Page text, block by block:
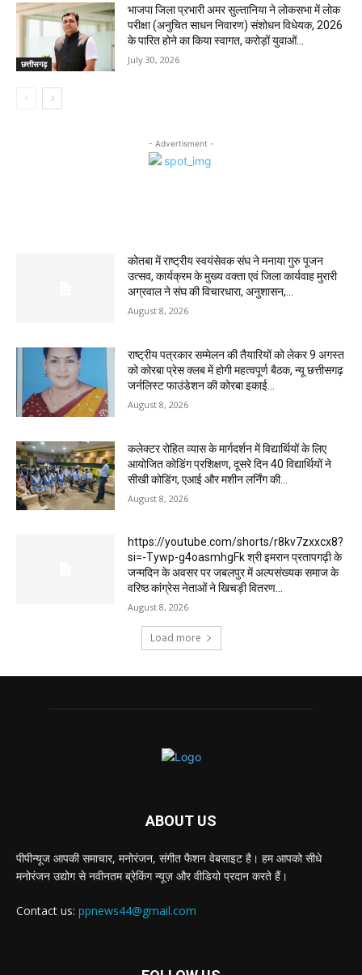
छत्तीसगढ़
भाजपा जिला प्रभारी अमर सुल्तानिया ने लोकसभा में लोक
परीक्षा (अनुचित साधन निवारण) संशोधन विधेयक, 2026
के पारित होने का किया स्वागत, करोड़ों युवाओं...
July 30, 2026
- Advertisment -
कोतबा में राष्ट्रीय स्वयंसेवक संघ ने मनाया गुरु पूजन
उत्सव, कार्यक्रम के मुख्य वक्ता एवं जिला कार्यवाह मुरारी
अग्रवाल ने संघ की विचारधारा, अनुशासन,...
August 8, 2026
राष्ट्रीय पत्रकार सम्मेलन की तैयारियों को लेकर 9 अगस्त
को कोरबा प्रेस क्लब में होगी महत्वपूर्ण बैठक, न्यू छत्तीसगढ़
जर्नलिस्ट फाउंडेशन की कोरबा इकाई...
August 8, 2026
कलेक्टर रोहित व्यास के मार्गदर्शन में विद्यार्थियों के लिए
आयोजित कोडिंग प्रशिक्षण, दूसरे दिन 40 विद्यार्थियों ने
सीखी कोडिंग, एआई और मशीन लर्निंग की...
August 8, 2026
https://youtube.com/shorts/r8kv7zxxcx8?
si=-Tywp-g4oasmhgFk श्री इमरान प्रतापगढ़ी के
जन्मदिन के अवसर पर जबलपुर में अल्पसंख्यक समाज के
वरिष्ठ कांग्रेस नेताओं ने खिचड़ी वितरण...
August 8, 2026
Load more
ABOUT US
पीपीन्यूज आपकी समाचार, मनोरंजन, संगीत फैशन वेबसाइट है। हम आपको सीधे
मनोरंजन उद्योग से नवीनतम ब्रेकिंग न्यूज़ और वीडियो प्रदान करते हैं।
Contact us: ppnews44@gmail.com